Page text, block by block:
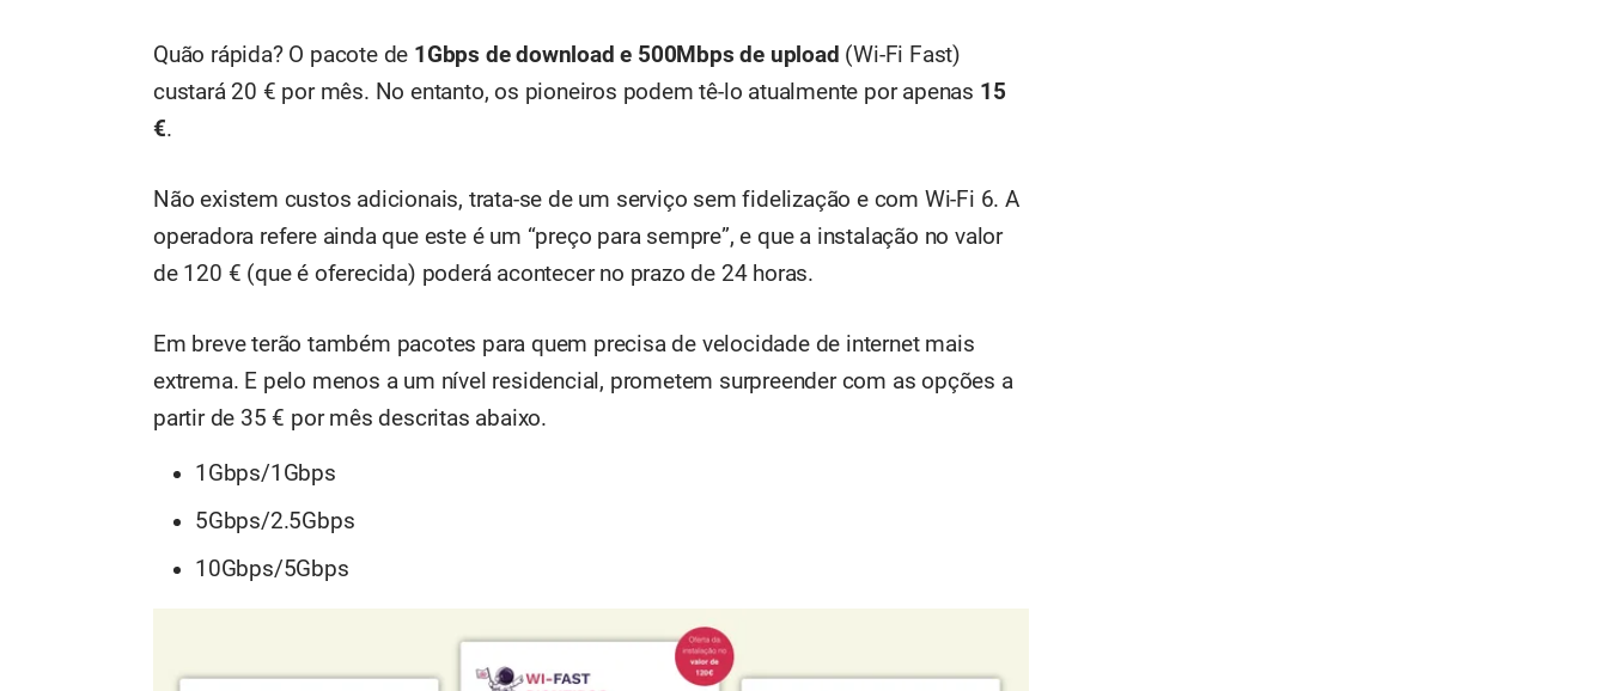
Quão rápida? O pacote de 1Gbps de download e 500Mbps de upload (Wi-Fi Fast)
custará 20 € por mês. No entanto, os pioneiros podem tê-lo atualmente por apenas 15
€.
Não existem custos adicionais, trata-se de um serviço sem fidelização e com Wi-Fi 6. A
operadora refere ainda que este é um “preço para sempre”, e que a instalação no valor
de 120 € (que é oferecida) poderá acontecer no prazo de 24 horas.
Em breve terão também pacotes para quem precisa de velocidade de internet mais
extrema. E pelo menos a um nível residencial, prometem surpreender com as opções a
partir de 35 € por mês descritas abaixo.
1Gbps/1Gbps
5Gbps/2.5Gbps
10Gbps/5Gbps